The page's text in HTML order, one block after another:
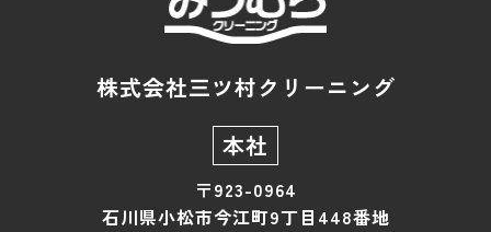
株式会社三ツ村クリーニング
本社
〒923-0964
石川県小松市今江町9丁目448番地